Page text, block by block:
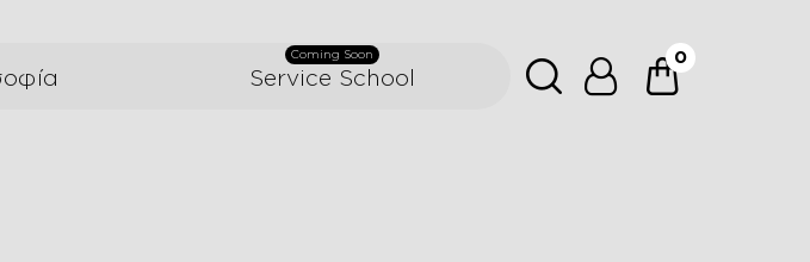
Service School
Coming Soon 0